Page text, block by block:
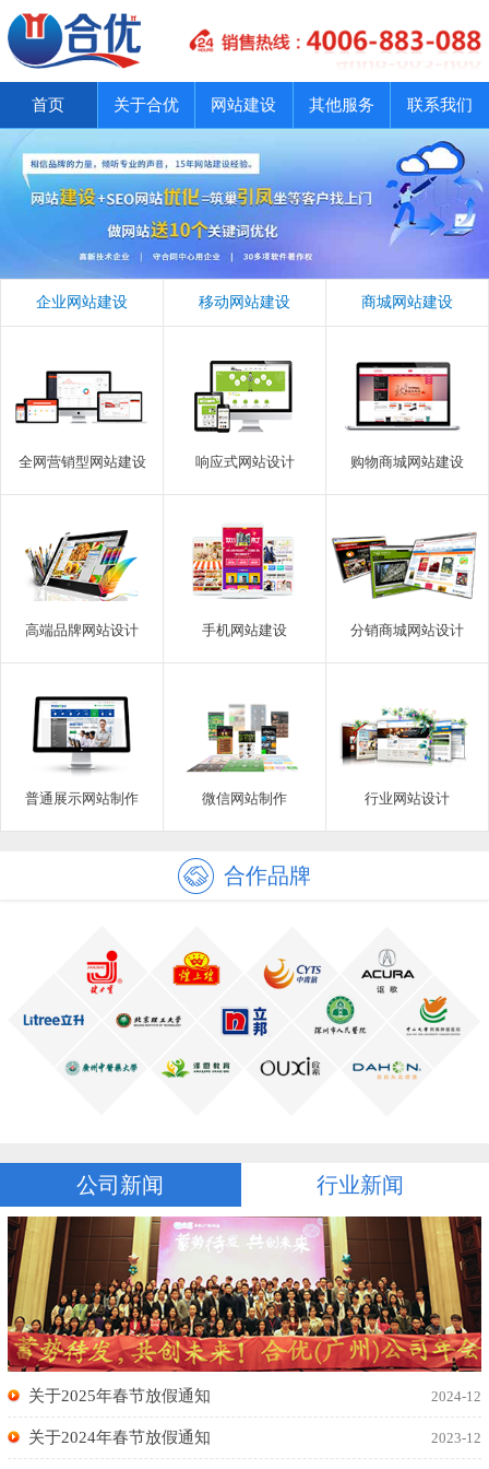
首页 关于合优 网站建设 其他服务 联系我们
企业网站建设 移动网站建设 商城网站建设
全网营销型网站建设 响应式网站设计 购物商城网站建设
高端品牌网站设计 手机网站建设 分销商城网站设计
普通展示网站制作 微信网站制作 行业网站设计
合作品牌
公司新闻 行业新闻
关于2025年春节放假通知 2024-12
关于2024年春节放假通知 2023-12